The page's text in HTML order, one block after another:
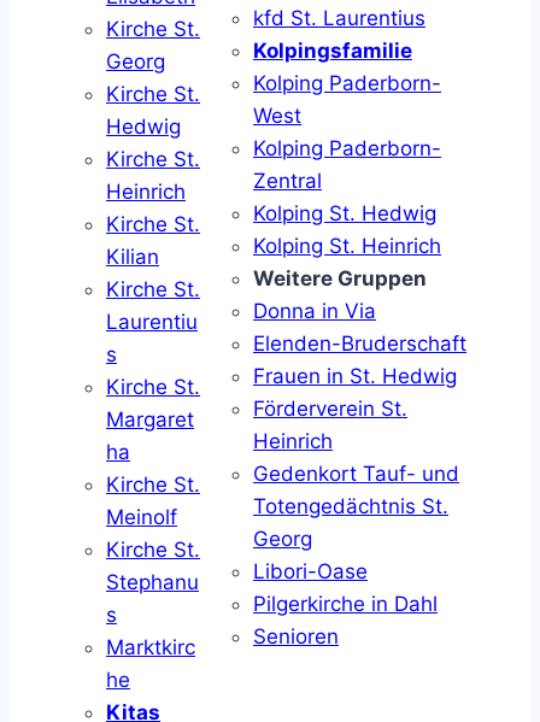
Kirche St.
Georg
Kirche St.
Hedwig
Kirche St.
Heinrich
Kirche St.
Kilian
Kirche St.
Laurentiu
s
Kirche St.
Margaret
ha
Kirche St.
Meinolf
Kirche St.
Stephanu
s
Marktkirc
he
Kitas
kfd St. Laurentius
Kolpingsfamilie
Kolping Paderborn-
West
Kolping Paderborn-
Zentral
Kolping St. Hedwig
Kolping St. Heinrich
Weitere Gruppen
Donna in Via
Elenden-Bruderschaft
Frauen in St. Hedwig
Förderverein St.
Heinrich
Gedenkort Tauf- und
Totengedächtnis St.
Georg
Libori-Oase
Pilgerkirche in Dahl
Senioren